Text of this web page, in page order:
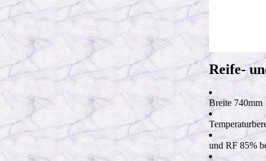
Reife-
Breite 740
und RF 85%